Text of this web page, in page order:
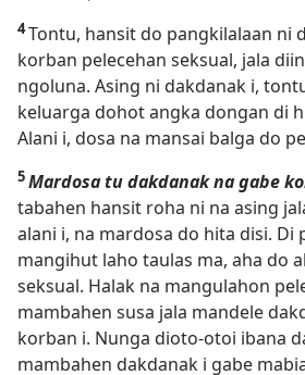
4Tontu, hansit do pangkilalaan ni
korban pelecehan seksual, jala
ngoluna. Asing ni dakdanak i,
keluarga dohot angka dongan di
Alani i, dosa na mansai balga do
5Mardosa tu dakdanak na gabe
tabahen hansit roha ni na asing
alani i, na mardosa do hita disi. Di
mangihut laho taulas ma, aha do
seksual. Halak na mangulahon
mambahen susa jala mandele
korban i. Nunga dioto-otoi ibana
mambahen dakdanak i gabe